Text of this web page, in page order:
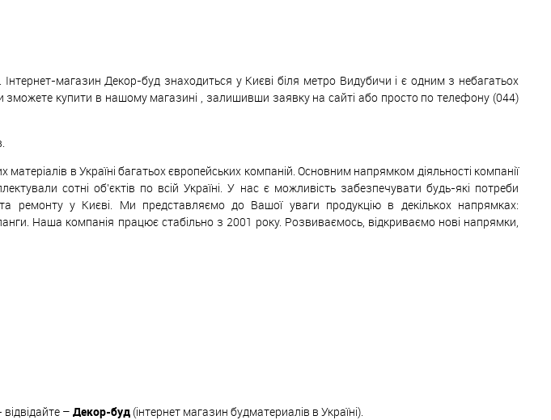
магазин Декор-буд знаходиться у Києві біля метро Видубичи і є одним з небагатьох
зможете купити в нашому магазині , залишивши заявку на сайті або просто по телефону (044)
в Україні багатьох європейських компаній. Основним напрямком діяльності компанії
сотні об'єктів по всій Україні. У нас є можливість забезпечувати будь-які потреби
ремонту у Києві. Ми представляємо до Вашої уваги продукцію в декількох напрямках:
Наша компанія працює стабільно з 2001 року. Розвиваємось, відкриваємо нові напрямки,
відвідайте – Декор-буд (інтернет магазин будматериалів в Україні).